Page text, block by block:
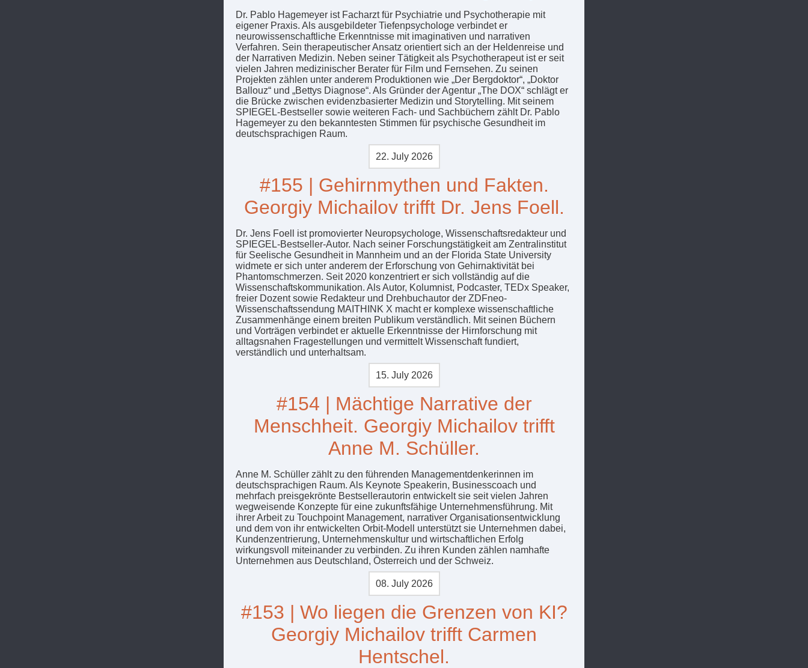
Dr. Pablo Hagemeyer ist Facharzt für Psychiatrie und Psychotherapie mit
eigener Praxis. Als ausgebildeter Tiefenpsychologe verbindet er
neurowissenschaftliche Erkenntnisse mit imaginativen und narrativen
Verfahren. Sein therapeutischer Ansatz orientiert sich an der Heldenreise und
der Narrativen Medizin. Neben seiner Tätigkeit als Psychotherapeut ist er seit
vielen Jahren medizinischer Berater für Film und Fernsehen. Zu seinen
Projekten zählen unter anderem Produktionen wie „Der Bergdoktor“, „Doktor
Ballouz“ und „Bettys Diagnose“. Als Gründer der Agentur „The DOX“ schlägt er
die Brücke zwischen evidenzbasierter Medizin und Storytelling. Mit seinem
SPIEGEL-Bestseller sowie weiteren Fach- und Sachbüchern zählt Dr. Pablo
Hagemeyer zu den bekanntesten Stimmen für psychische Gesundheit im
deutschsprachigen Raum.
22. July 2026
#155 | Gehirnmythen und Fakten.
Georgiy Michailov trifft Dr. Jens Foell.
Dr. Jens Foell ist promovierter Neuropsychologe, Wissenschaftsredakteur und
SPIEGEL-Bestseller-Autor. Nach seiner Forschungstätigkeit am Zentralinstitut
für Seelische Gesundheit in Mannheim und an der Florida State University
widmete er sich unter anderem der Erforschung von Gehirnaktivität bei
Phantomschmerzen. Seit 2020 konzentriert er sich vollständig auf die
Wissenschaftskommunikation. Als Autor, Kolumnist, Podcaster, TEDx Speaker,
freier Dozent sowie Redakteur und Drehbuchautor der ZDFneo-
Wissenschaftssendung MAITHINK X macht er komplexe wissenschaftliche
Zusammenhänge einem breiten Publikum verständlich. Mit seinen Büchern
und Vorträgen verbindet er aktuelle Erkenntnisse der Hirnforschung mit
alltagsnahen Fragestellungen und vermittelt Wissenschaft fundiert,
verständlich und unterhaltsam.
15. July 2026
#154 | Mächtige Narrative der
Menschheit. Georgiy Michailov trifft
Anne M. Schüller.
Anne M. Schüller zählt zu den führenden Managementdenkerinnen im
deutschsprachigen Raum. Als Keynote Speakerin, Businesscoach und
mehrfach preisgekrönte Bestsellerautorin entwickelt sie seit vielen Jahren
wegweisende Konzepte für eine zukunftsfähige Unternehmensführung. Mit
ihrer Arbeit zu Touchpoint Management, narrativer Organisationsentwicklung
und dem von ihr entwickelten Orbit-Modell unterstützt sie Unternehmen dabei,
Kundenzentrierung, Unternehmenskultur und wirtschaftlichen Erfolg
wirkungsvoll miteinander zu verbinden. Zu ihren Kunden zählen namhafte
Unternehmen aus Deutschland, Österreich und der Schweiz.
08. July 2026
#153 | Wo liegen die Grenzen von KI?
Georgiy Michailov trifft Carmen
Hentschel.